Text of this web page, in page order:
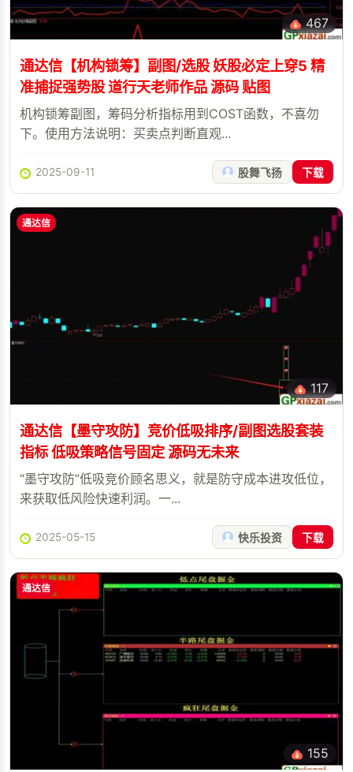
467
通达信【机构锁筹】副图/选股 妖股必定上穿5 精
准捕捉强势股 道行天老师作品 源码 贴图
机构锁筹副图，筹码分析指标用到COST函数，不喜勿
下。使用方法说明：买卖点判断直观...
2025-09-11 股舞飞扬 下载
通达信
117
通达信【墨守攻防】竞价低吸排序/副图选股套装
指标 低吸策略信号固定 源码无未来
“墨守攻防”低吸竞价顾名思义，就是防守成本进攻低位，
来获取低风险快速利润。一...
2025-05-15 快乐投资 下载
通达信
155